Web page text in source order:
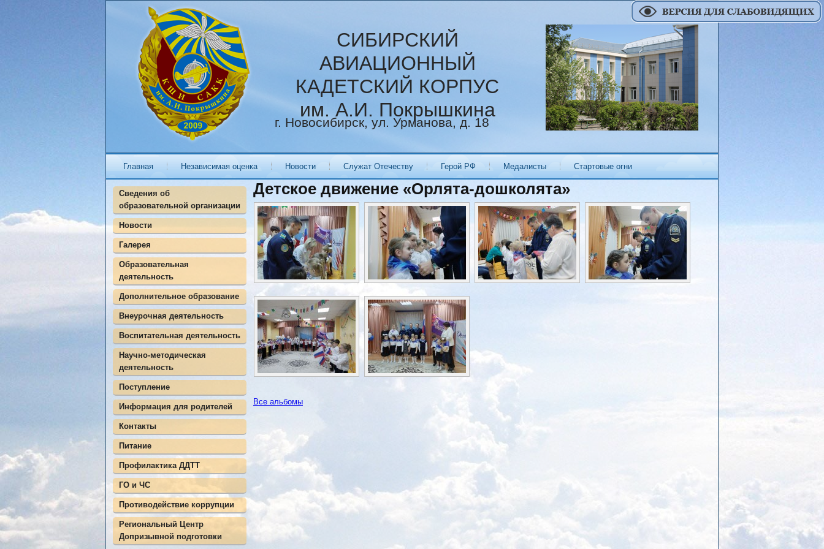
СИБИРСКИЙ
АВИАЦИОННЫЙ
КАДЕТСКИЙ КОРПУС
им. А.И. Покрышкина
г. Новосибирск, ул. Урманова, д. 18
Главная Независимая оценка Новости Служат Отечеству Герой РФ Медалисты Стартовые огни
Сведения об
образовательной организации
Новости
Галерея
Образовательная
деятельность
Дополнительное образование
Внеурочная деятельность
Воспитательная деятельность
Научно-методическая
деятельность
Поступление
Информация для родителей
Контакты
Питание
Профилактика ДДТТ
ГО и ЧС
Противодействие коррупции
Региональный Центр
Допризывной подготовки
Детское движение «Орлята-дошколята»
Все альбомы